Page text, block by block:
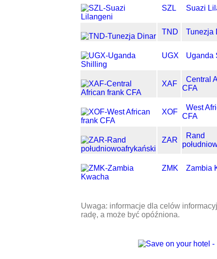
SZL Suazi
TND Tunezja
UGX Uganda
XAF
Central
CFA
XOF
West
CFA
ZAR
Rand
ZMK Zambia
Uwaga: informacje dla celów
radę, a może być opóźniona.